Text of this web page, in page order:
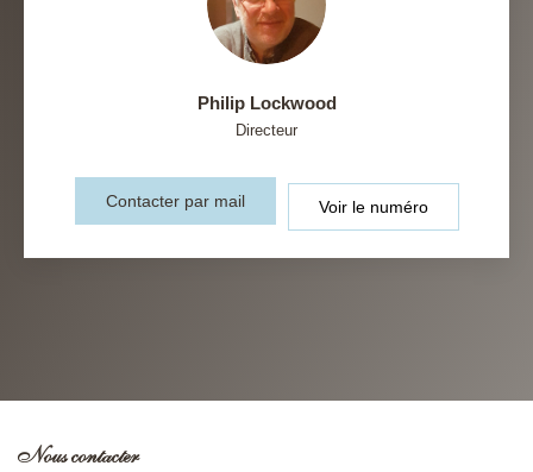
Philip Lockwood
Directeur
Contacter par mail Voir le numéro
Nous contacter